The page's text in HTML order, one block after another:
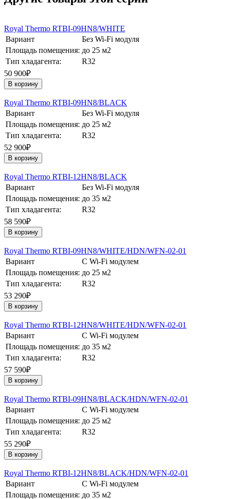
Royal Thermo RTBI-09HN8/WHITE
Вариант
Без Wi-Fi модуля
Площадь помещения: до 25 м2
Тип хладагента:
R32
50 900₽
В корзину
Royal Thermo RTBI-09HN8/BLACK
Вариант
Без Wi-Fi модуля
Площадь помещения: до 25 м2
Тип хладагента:
R32
52 900₽
В корзину
Royal Thermo RTBI-12HN8/BLACK
Вариант
Без Wi-Fi модуля
Площадь помещения: до 35 м2
Тип хладагента:
R32
58 590₽
В корзину
Royal Thermo RTBI-09HN8/WHITE/HDN/WFN-02-01
Вариант
С Wi-Fi модулем
Площадь помещения: до 25 м2
Тип хладагента:
R32
53 290₽
В корзину
Royal Thermo RTBI-12HN8/WHITE/HDN/WFN-02-01
Вариант
С Wi-Fi модулем
Площадь помещения: до 35 м2
Тип хладагента:
R32
57 590₽
В корзину
Royal Thermo RTBI-09HN8/BLACK/HDN/WFN-02-01
Вариант
С Wi-Fi модулем
Площадь помещения: до 25 м2
Тип хладагента:
R32
55 290₽
В корзину
Royal Thermo RTBI-12HN8/BLACK/HDN/WFN-02-01
Вариант
С Wi-Fi модулем
Площадь помещения: до 35 м2